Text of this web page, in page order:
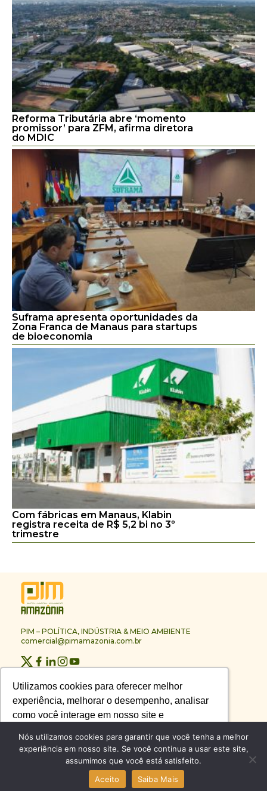
Utilizamos cookies para oferecer melhor
experiência, melhorar o desempenho, analisar
como você interage em nosso site e
Recusar Cookies Aceitar Cookies
Utilizamos cookies para oferecer melhor
experiência, melhorar o desempenho, analisar
como você interage em nosso site e
Recusar Cookies Aceitar Cookies
Reforma Tributária abre ‘momento
promissor’ para ZFM, afirma diretora
do MDIC
Suframa apresenta oportunidades da
Zona Franca de Manaus para startups
de bioeconomia
Com fábricas em Manaus, Klabin
registra receita de R$ 5,2 bi no 3º
trimestre
PIM – POLÍTICA, INDÚSTRIA & MEIO AMBIENTE
comercial@pimamazonia.com.br
Contato
Publicidade
Melhores Empresas
Circuito PIM Amazônia
© PIM – POLÍTICA, INDÚSTRIA & MEIO AMBIENTE 2026
Nós utilizamos cookies para garantir que você tenha a melhor
experiência em nosso site. Se você continua a usar este site,
assumimos que você está satisfeito.
Aceito
Saiba Mais